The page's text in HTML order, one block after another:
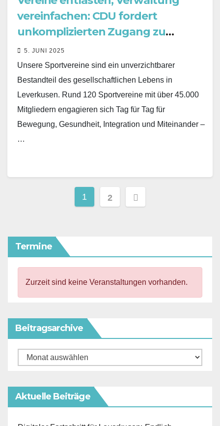
vereinfachen: CDU fordert
unkomplizierten Zugang zu
Sporthallen in den Ferien
5. JUNI 2025
Unsere Sportvereine sind ein unverzichtbarer
Bestandteil des gesellschaftlichen Lebens in
Leverkusen. Rund 120 Sportvereine mit über 45.000
Mitgliedern engagieren sich Tag für Tag für
Bewegung, Gesundheit, Integration und Miteinander –
…
1 2
Termine
Zurzeit sind keine Veranstaltungen vorhanden.
Beitragsarchive
Beitragsarchive
Aktuelle Beiträge